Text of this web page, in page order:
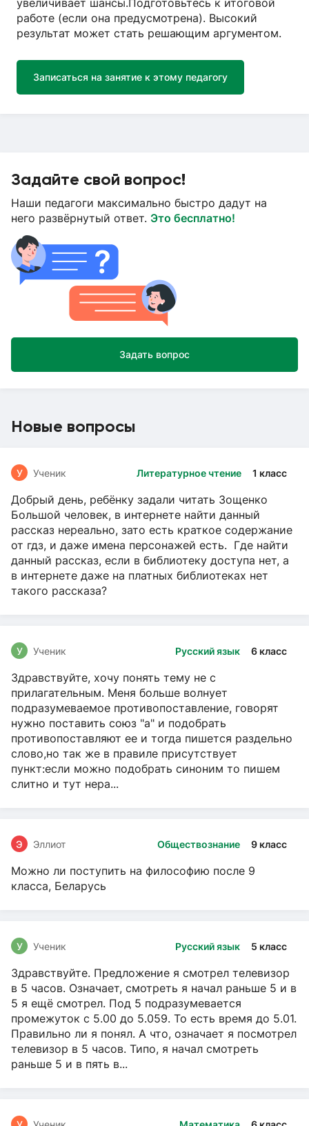
увеличивает шансы.Подготовьтесь к итоговой
работе (если она предусмотрена). Высокий
результат может стать решающим аргументом.
Записаться на занятие к этому педагогу
Задайте свой вопрос!
Наши педагоги максимально быстро дадут на
него развёрнутый ответ. Это бесплатно!
Задать вопрос
Новые вопросы
Литературное чтение 1 класс
У Ученик
Добрый день, ребёнку задали читать Зощенко
Большой человек, в интернете найти данный
рассказ нереально, зато есть краткое содержание
от гдз, и даже имена персонажей есть. Где найти
данный рассказ, если в библиотеку доступа нет, а
в интернете даже на платных библиотеках нет
такого рассказа?
Русский язык 6 класс
У Ученик
Здравствуйте, хочу понять тему не с
прилагательным. Меня больше волнует
подразумеваемое противопоставление, говорят
нужно поставить союз "а" и подобрать
противопоставляют ее и тогда пишется раздельно
слово,но так же в правиле присутствует
пункт:если можно подобрать синоним то пишем
слитно и тут нера...
Обществознание 9 класс
Э Эллиот
Можно ли поступить на философию после 9
класса, Беларусь
Русский язык 5 класс
У Ученик
Здравствуйте. Предложение я смотрел телевизор
в 5 часов. Означает, смотреть я начал раньше 5 и в
5 я ещё смотрел. Под 5 подразумевается
промежуток с 5.00 до 5.059. То есть время до 5.01.
Правильно ли я понял. А что, означает я посмотрел
телевизор в 5 часов. Типо, я начал смотреть
раньше 5 и в пять в...